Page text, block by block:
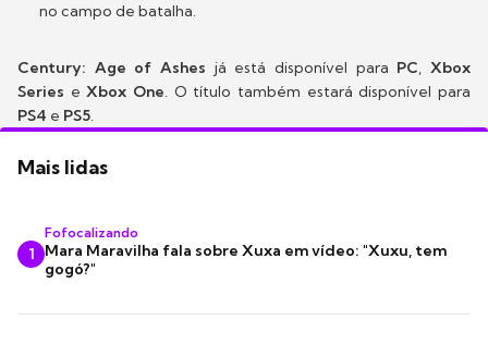
no campo de batalha.
Century: Age of Ashes já está disponível para PC, Xbox
Series eXbox One. O título também estará disponível para
PS4 e PS5.
Mais lidas
1
Fofocalizando
Mara Maravilha fala sobre Xuxa em vídeo: "Xuxu, tem
gogó?"